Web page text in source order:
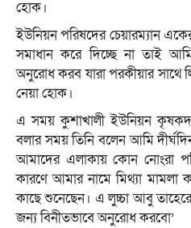
হোক।
ইউনিয়ন পরিষদের চেয়ারম্যান
সমাধান করে দিচ্ছে না তাই
অনুরোধ করব যারা পরকীয়ার সাথে
নেয়া হোক।
এ সময় কুশাখালী ইউনিয়ন
বলার সময় তিনি বলেন আমি
আমাদের এলাকায় কোন নোংরা
কারণে আমার নামে মিথ্যা মামলা
কাছে শুনেছেন। এ লুচ্চা আবু
জন্য বিনীতভাবে অনুরোধ করবো’